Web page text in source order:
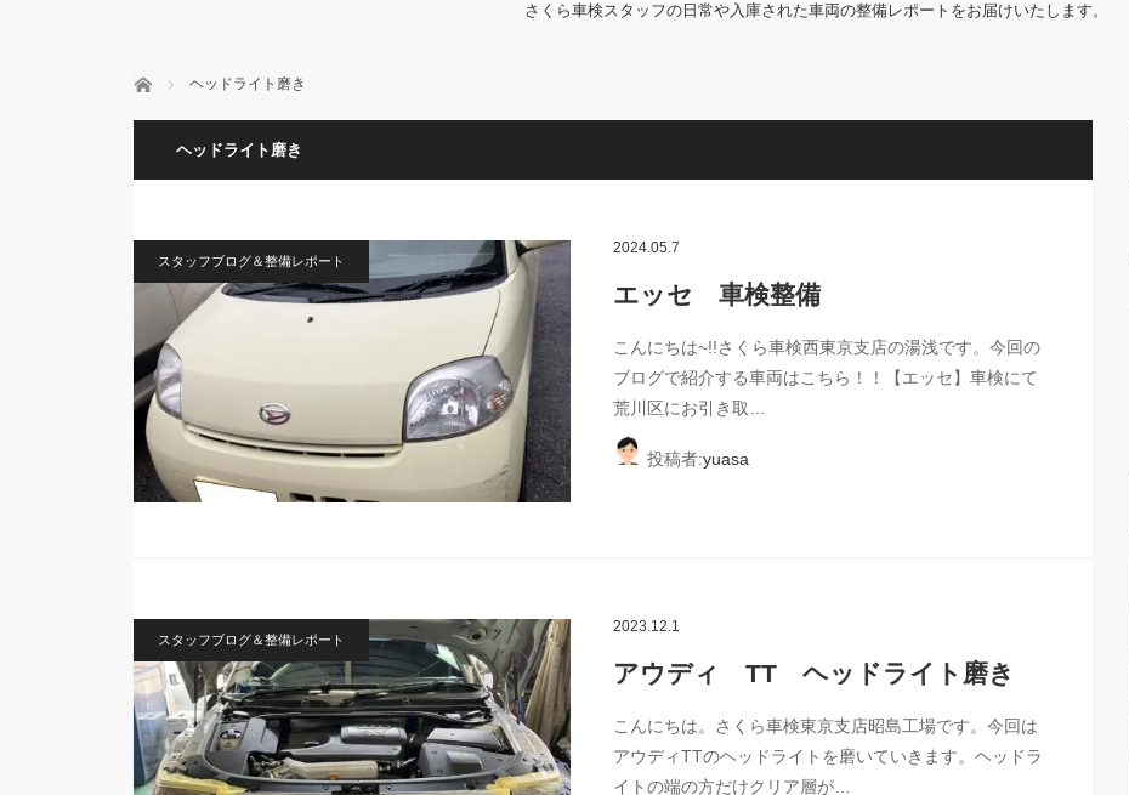
さくら車検スタッフの日常や入庫された車両の整備レポートをお届けいたします。
ホーム ヘッドライト磨き
ヘッドライト磨き
スタッフブログ＆整備レポート
2024.05.7
エッセ 車検整備
こんにちは~!!さくら車検西東京支店の湯浅です。今回の
ブログで紹介する車両はこちら！！【エッセ】車検にて
荒川区にお引き取…
投稿者:yuasa
スタッフブログ＆整備レポート
2023.12.1
アウディ TT ヘッドライト磨き
こんにちは。さくら車検東京支店昭島工場です。今回は
アウディTTのヘッドライトを磨いていきます。ヘッドラ
イトの端の方だけクリア層が…